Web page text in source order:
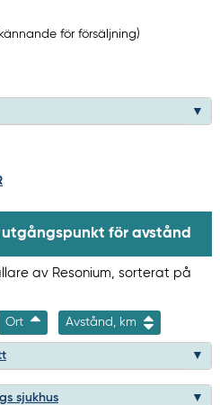
för försäljning)
utgångspunkt för avstånd
av Resonium, sorterat på
Ort Avstånd, km
sjukhus